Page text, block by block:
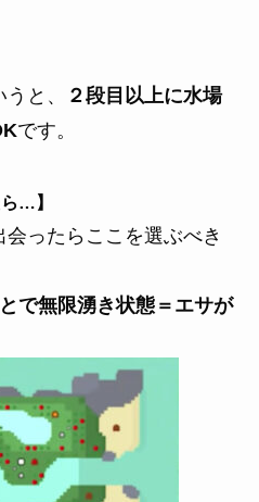
と、
２段目以上に水場
です。
…】
ったらここを選ぶべき
で無限湧き状態＝エサが